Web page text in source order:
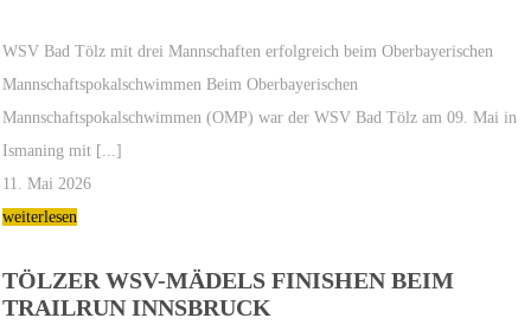
WSV Bad Tölz mit drei Mannschaften erfolgreich beim Oberbayerischen
Mannschaftspokalschwimmen Beim Oberbayerischen
Mannschaftspokalschwimmen (OMP) war der WSV Bad Tölz am 09. Mai in
Ismaning mit [...]
11. Mai 2026
weiterlesen
TÖLZER WSV-MÄDELS FINISHEN BEIM
TRAILRUN INNSBRUCK